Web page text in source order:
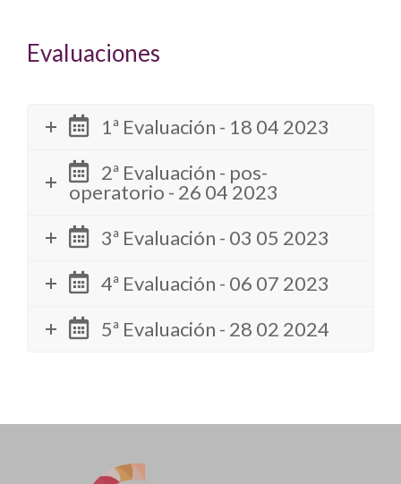
Evaluaciones
1ª Evaluación - 18 04 2023
2ª Evaluación - pos-
operatorio - 26 04 2023
3ª Evaluación - 03 05 2023
4ª Evaluación - 06 07 2023
5ª Evaluación - 28 02 2024